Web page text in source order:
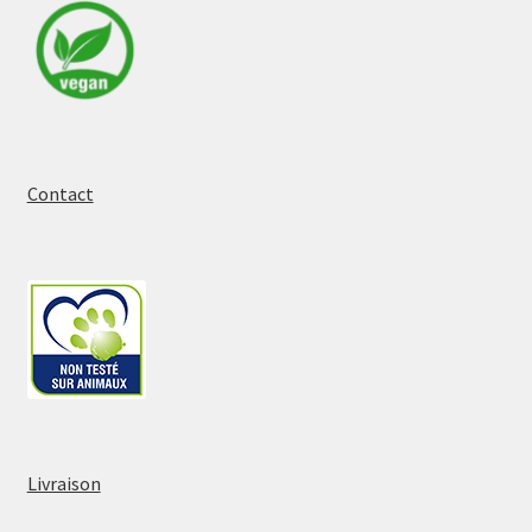
Contact
Livraison